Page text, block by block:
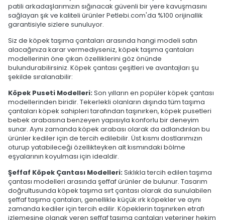
patili arkadaşlarımızın sığınacak güvenli bir yere kavuşmasını
sağlayan şık ve kaliteli ürünler Petlebi.com'da %100 orijinallik
garantisiyle sizlere sunuluyor.
Siz de köpek taşıma çantaları arasında hangi modeli satın
alacağınıza karar vermediyseniz, köpek taşıma çantaları
modellerinin öne çıkan özelliklerini göz önünde
bulundurabilirsiniz. Köpek çantası çeşitleri ve avantajları şu
şekilde sıralanabilir:
Köpek Puseti Modelleri:Son yılların en popüler köpek çantası
modellerinden biridir. Tekerlekli olanların dışında tüm taşıma
çantaları köpek sahipleri tarafından taşınırken, köpek pusetleri
bebek arabasına benzeyen yapısıyla konforlu bir deneyim
sunar. Aynı zamanda köpek arabası olarak da adlandırılan bu
ürünler kediler için de tercih edilebilir. Üst kısmı dostlarımızın
oturup yatabileceği özellikteyken alt kısmındaki bölme
eşyalarının koyulması için idealdir.
Şeffaf Köpek Çantası Modelleri:Sıklıkla tercih edilen taşıma
çantası modelleri arasında şeffaf ürünler de bulunur. Tasarım
doğrultusunda köpek taşıma sırt çantası olarak da sunulabilen
şeffaf taşıma çantaları, genellikle küçük ırk köpekler ve aynı
zamanda kediler için tercih edilir. Köpeklerin taşınırken etrafı
izlemesine olanak veren şeffaf taşıma çantaları veteriner hekim